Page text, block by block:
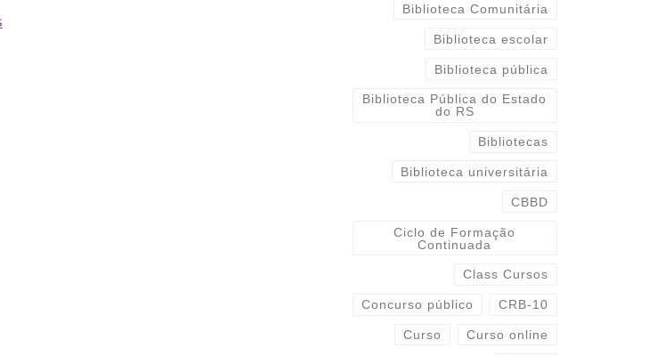
Biblioteca Comunitária
Biblioteca escolar
Biblioteca pública
Biblioteca Pública do Estado
do RS
Bibliotecas
Biblioteca universitária
CBBD
Ciclo de Formação
Continuada
Class Cursos
Concurso público CRB-10
Curso Curso online